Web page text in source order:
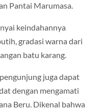
Pantai Marumasa.
keindahannya
gradasi warna dari
batu karang.
juga dapat
dengan mengamati
Beru. Dikenal bahwa